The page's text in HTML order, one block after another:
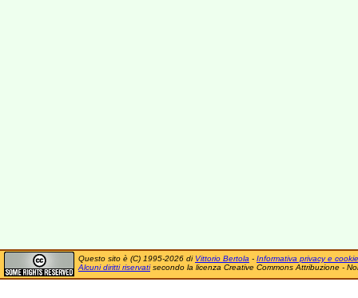
Questo sito è (C) 1995-2026 di Vittorio Bertola - Informativa privacy e cookie
Alcuni diritti riservatisecondo la licenza Creative Commons Attribuzione -